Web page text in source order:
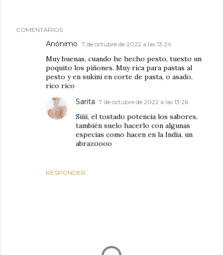
COMENTARIOS
Anónimo 7 de octubre de 2022 a las 13:24
Muy buenas, cuando he hecho pesto, tuesto un
poquito los piñones. Muy rica para pastas al
pesto y en sukini en corte de pasta, o asado,
rico rico
RESPONDER
Sarita 7 de octubre de 2022 a las 13:26
Siiii, el tostado potencia los sabores,
también suelo hacerlo con algunas
especias como hacen en la India, un
abrazoooo